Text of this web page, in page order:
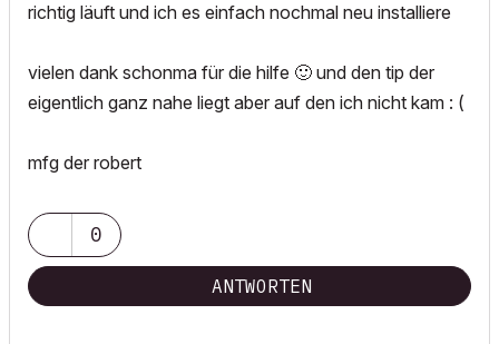
richtig läuft und ich es einfach nochmal neu installiere
vielen dank schonma für die hilfe 🙂 und den tip der
eigentlich ganz nahe liegt aber auf den ich nicht kam : (
mfg der robert
0
ANTWORTEN